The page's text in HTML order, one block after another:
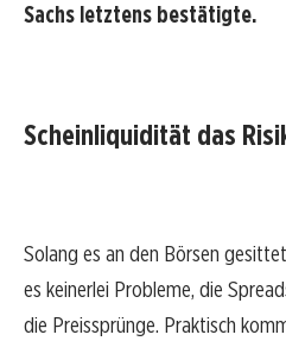
Sachs letztens bestätigte.
Scheinliquidität das
Solang es an den Börsen
es keinerlei Probleme, die
die Preissprünge. Praktisch